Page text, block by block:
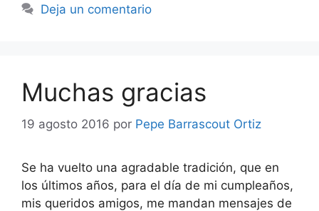
Deja un comentario
Muchas gracias
19 agosto 2016 por Pepe Barrascout Ortiz
Se ha vuelto una agradable tradición, que en
los últimos años, para el día de mi cumpleaños,
mis queridos amigos, me mandan mensajes de